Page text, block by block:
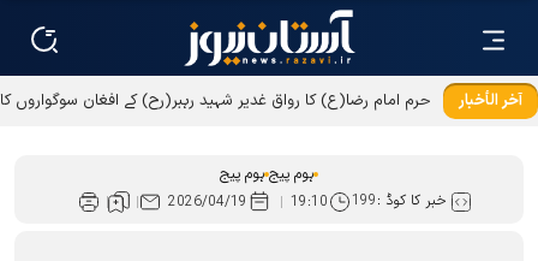
آخر الأخبار
حرم امام رضا(ع) کا رواق غدیر شہید رہبر(رح) کے افغان سوگواروں کا
ہوم پیج ہوم پیج
خبر کا کوڈ :199
19:10
2026/04/19